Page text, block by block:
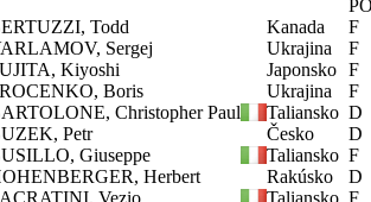
Todd Kanada
F
Sergej Ukrajina
F
Kiyoshi Japonsko F
Boris Ukrajina
F
Christopher Paul Taliansko D
Petr Česko
D
Giuseppe Taliansko F
Herbert Rakúsko
D
Vezio Taliansko F